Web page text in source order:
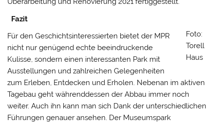
Foto:
Torell
Haus
Fazit
Für den Geschichtsinteressierten bietet der MPR
nicht nur genügend echte beeindruckende
Kulisse, sondern einen interessanten Park mit
Ausstellungen und zahlreichen Gelegenheiten
zum Erleben, Entdecken und Erholen. Nebenan im aktiven
Tagebau geht währenddessen der Abbau immer noch
weiter. Auch ihn kann man sich Dank der unterschiedlichen
Führungen genauer ansehen. Der Museumspark